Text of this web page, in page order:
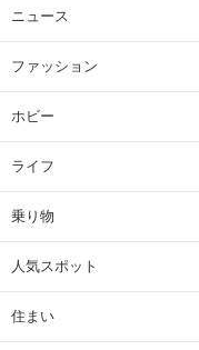
ニュース
ファッション
ホビー
ライフ
乗り物
人気スポット
住まい